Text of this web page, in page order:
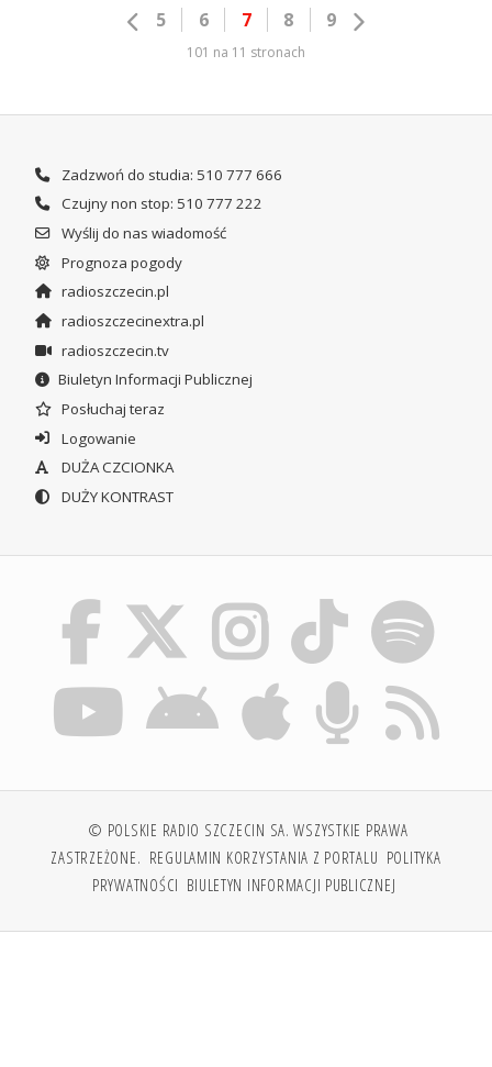
5 6 7 8 9
101 na 11 stronach
Zadzwoń do studia: 510 777 666
Czujny non stop: 510 777 222
Wyślij do nas wiadomość
Prognoza pogody
radioszczecin.pl
radioszczecinextra.pl
radioszczecin.tv
Biuletyn Informacji Publicznej
Posłuchaj teraz
Logowanie
DUŻA CZCIONKA
DUŻY KONTRAST
© POLSKIE RADIO SZCZECIN SA. WSZYSTKIE PRAWA
ZASTRZEŻONE. REGULAMIN KORZYSTANIA Z PORTALU POLITYKA
PRYWATNOŚCI BIULETYN INFORMACJI PUBLICZNEJ